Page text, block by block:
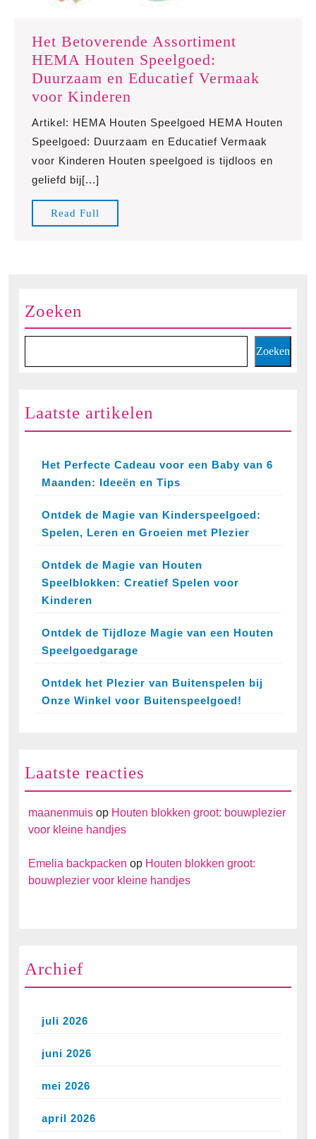
Het Betoverende Assortiment
HEMA Houten Speelgoed:
Duurzaam en Educatief Vermaak
voor Kinderen
Assortiment
HEMA
Houten
Artikel: HEMA Houten Speelgoed HEMA Houten
Speelgoed: Duurzaam en Educatief Vermaak
voor Kinderen Houten speelgoed is tijdloos en
geliefd bij[...]
Read Full
Full
Zoeken
Zoeken
Laatste artikelen
Het Perfecte Cadeau voor een Baby van 6
Maanden: Ideeën en Tips
Ontdek de Magie van Kinderspeelgoed:
Spelen, Leren en Groeien met Plezier
Ontdek de Magie van Houten
Speelblokken: Creatief Spelen voor
Kinderen
Ontdek de Tijdloze Magie van een Houten
Speelgoedgarage
Ontdek het Plezier van Buitenspelen bij
Onze Winkel voor Buitenspeelgoed!
Laatste reacties
maanenmuis op Houten blokken groot: bouwplezier
voor kleine handjes
Emelia backpacken op Houten blokken groot:
bouwplezier voor kleine handjes
Archief
juli 2026
juni 2026
mei 2026
april 2026